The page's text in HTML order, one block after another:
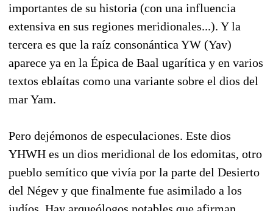
importantes de su historia (con una influencia
extensiva en sus regiones meridionales...). Y la
tercera es que la raíz consonántica YW (Yav)
aparece ya en la Épica de Baal ugarítica y en varios
textos eblaítas como una variante sobre el dios del
mar Yam.
Pero dejémonos de especulaciones. Este dios
YHWH es un dios meridional de los edomitas, otro
pueblo semítico que vivía por la parte del Desierto
del Négev y que finalmente fue asimilado a los